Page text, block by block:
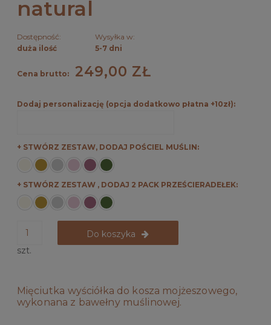
natural
Dostępność:
duża ilość
Wysyłka w:
5-7 dni
Cena brutto: 249,00 ZŁ
Dodaj personalizację (opcja dodatkowo płatna +10zł):
+ STWÓRZ ZESTAW, DODAJ POŚCIEL MUŚLIN:
+ STWÓRZ ZESTAW , DODAJ 2 PACK PRZEŚCIERADEŁEK:
szt.
Do koszyka
Mięciutka wyściółka do kosza mojżeszowego,
wykonana z bawełny muślinowej.